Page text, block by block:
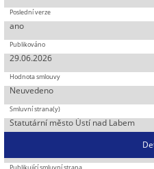
ano
29.06.2026
Neuvedeno
Statutární město Ústí nad Labem